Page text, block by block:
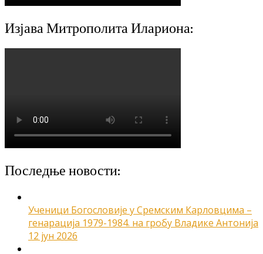
Изјава Митрополита Илариона:
Последње новости:
Ученици Богословије у Сремским Карловцима –
генарација 1979-1984. на гробу Владике Антонија
12 јун 2026